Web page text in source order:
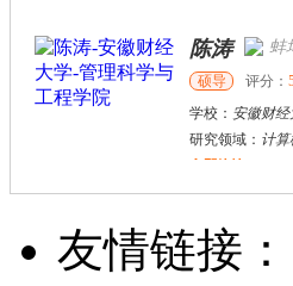
陈涛 蚌
硕导 评分：
学校： 安徽财经
研究领域： 计
赵璧 沈
其他
学校：沈阳工学
友情链接：